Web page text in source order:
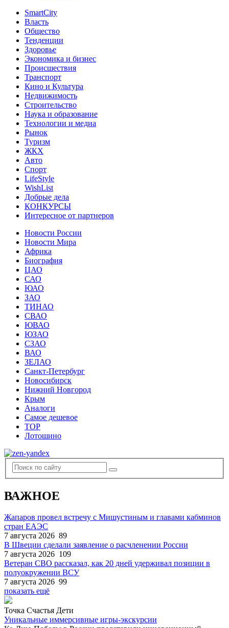
SmartCity
Власть
Общество
Тенденции
Здоровье
Экономика и бизнес
Происшествия
Транспорт
Кино и Культура
Недвижимость
Строительство
Наука и образование
Технологии и медиа
Рынок
Туризм
ЖКХ
Авто
Спорт
LifeStyle
WishList
Добрые дела
КОНКУРСЫ
Интересное от партнеров
Новости России
Новости Мира
Африка
Биография
ЦАО
САО
ЮАО
ЗАО
ТИНАО
СВАО
ЮВАО
ЮЗАО
СЗАО
ВАО
ЗЕЛАО
Санкт-Петербург
Новосибирск
Нижний Новгород
Крым
Аналоги
Самое дешевое
TOP
Лотошино
ВАЖНОЕ
Жапаров провел встречу с Мишустиным и главами кабминов
стран ЕАЭС
7 августа 2026 89
В Швеции сделали заявление о расчленении России
7 августа 2026 109
Ветеран СВО рассказал, как 20 дней удерживал позиции в
полуокружении ВСУ
7 августа 2026 99
показать ещё
Точка Счастья Дети
Уникальные иммерсивные игры-экскурсии